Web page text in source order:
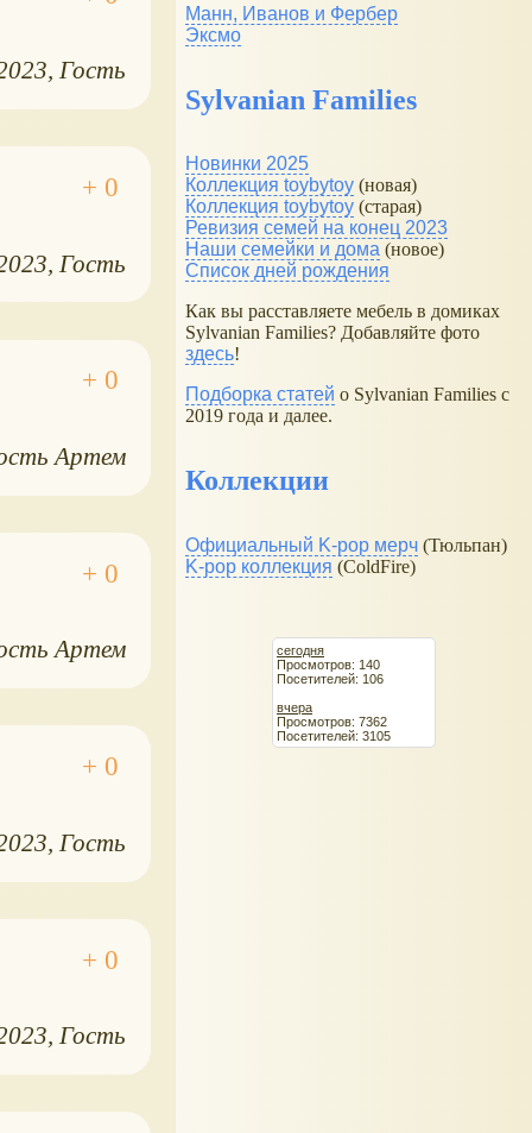
Гость
Гость
Артем
Артем
Гость
Гость
Манн, Иванов и Фербер
Эксмо
Sylvanian Families
Новинки 2025
Коллекция toybytoy (новая)
Коллекция toybytoy (старая)
Ревизия семей на конец 2023
Наши семейки и дома (новое)
Список дней рождения
Как вы расставляете мебель в домиках
Sylvanian Families? Добавляйте фото
здесь!
Подборка статей о Sylvanian Families с
2019 года и далее.
Коллекции
Официальный K-pop мерч (Тюльпан)
K-pop коллекция (ColdFire)
сегодня
Просмотров: 140
Посетителей: 106
вчера
Просмотров: 7362
Посетителей: 3105